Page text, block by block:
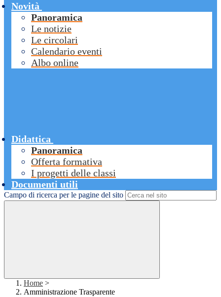
Novità
Panoramica
Le notizie
Le circolari
Calendario eventi
Albo online
Didattica
Panoramica
Offerta formativa
I progetti delle classi
Documenti utili
Campo di ricerca per le pagine del sito
Home >
Amministrazione Trasparente